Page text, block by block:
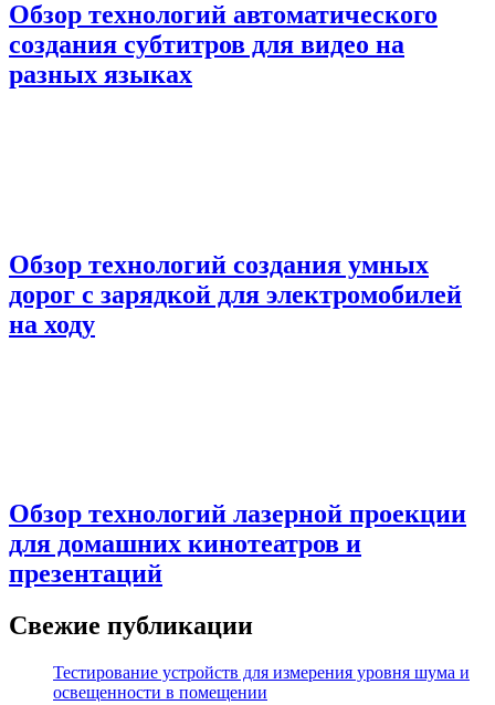
Обзор технологий автоматического
создания субтитров для видео на
разных языках
Обзор технологий создания умных
дорог с зарядкой для электромобилей
на ходу
Обзор технологий лазерной проекции
для домашних кинотеатров и
презентаций
Свежие публикации
Тестирование устройств для измерения уровня шума и
освещенности в помещении